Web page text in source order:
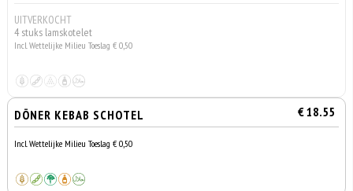
UITVERKOCHT
4 stuks lamskotelet
Incl. Wettelijke Milieu Toeslag € 0,50
DÖNER KEBAB SCHOTEL € 18.55
Incl. Wettelijke Milieu Toeslag € 0,50